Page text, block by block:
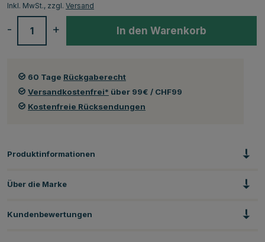
Inkl. MwSt., zzgl. Versand
+
- In den Warenkorb
60 Tage Rückgaberecht
Versandkostenfrei* über 99€ / CHF99
Kostenfreie Rücksendungen
Produktinformationen
Über die Marke
Kundenbewertungen